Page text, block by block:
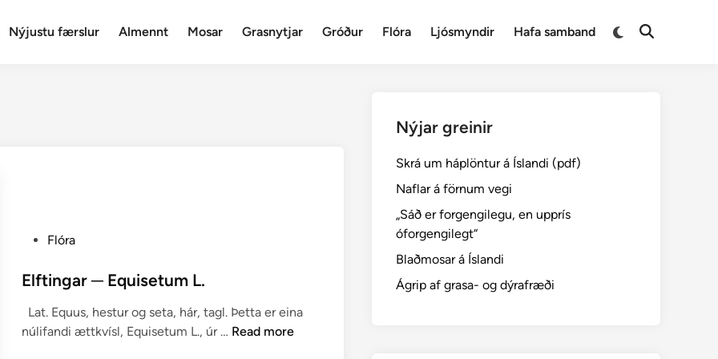
Nýjustu færslur Almennt Mosar Grasnytjar Gróður Flóra Ljósmyndir Hafa samband
Switch
Open
s
d
Flóra
Elftingar ─ Equisetum L.
Lat. Equus, hestur og seta, hár, tagl. Þetta er eina
núlifandi ættkvísl, Equisetum L., úr … E
Read more
Nýjar greinir
Skrá um háplöntur á Íslandi (pdf)
Naflar á förnum vegi
„Sáð er forgengilegu, en upprís
óforgengilegt“
Blaðmosar á Íslandi
Ágrip af grasa- og dýrafræði